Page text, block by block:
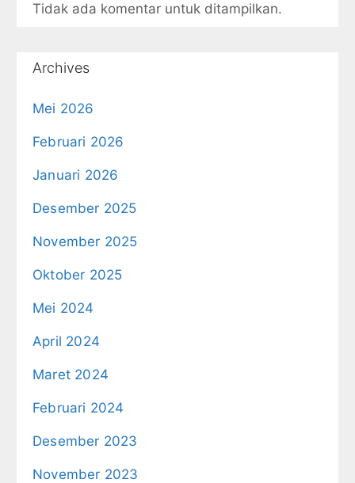
Tidak ada komentar untuk ditampilkan.
Archives
Mei 2026
Februari 2026
Januari 2026
Desember 2025
November 2025
Oktober 2025
Mei 2024
April 2024
Maret 2024
Februari 2024
Desember 2023
November 2023